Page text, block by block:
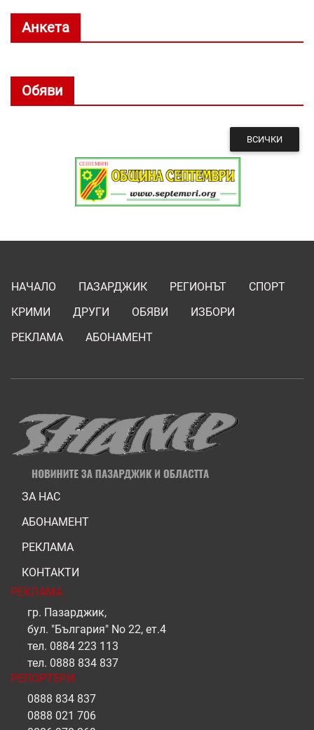
Анкета
Обяви
ВСИЧКИ
НАЧАЛО ПАЗАРДЖИК РЕГИОНЪТ
СПОРТ
КРИМИ
ДРУГИ ОБЯВИ
ИЗБОРИ
РЕКЛАМА
АБОНАМЕНТ
ЗА НАС
АБОНАМЕНТ
РЕКЛАМА
КОНТАКТИ
РЕКЛАМА
гр. Пазарджик,
бул. "България" No 22, ет.4
тел. 0884 223 113
тел. 0888 834 837
РЕПОРТЕРИ
0888 834 837
0888 021 706